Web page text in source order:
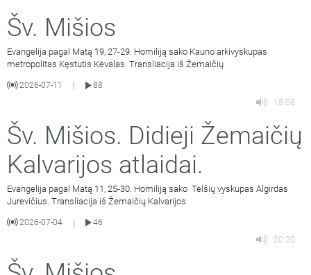
Šv. Mišios
Evangelija pagal Matą 19, 27-29. Homiliją sako Kauno arkivyskupas
metropolitas Kęstutis Kėvalas. Transliacija iš Žemaičių
2026-07-11
88
18:08
Šv. Mišios. Didieji Žemaičių
Kalvarijos atlaidai.
Evangelija pagal Matą 11, 25-30. Homiliją sako Telšių vyskupas Algirdas
Jurevičius. Transliacija iš Žemaičių Kalvarijos
2026-07-04 |
46
20:20